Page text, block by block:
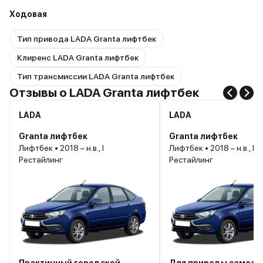
Ходовая
Тип привода LADA Granta лифтбек
Клиренс LADA Granta лифтбек
Тип трансмиссии LADA Granta лифтбек
Отзывы о LADA Granta лифтбек
LADA
Granta лифтбек
Лифтбек • 2018 – н.в., I
Рестайлинг
LADA
Granta лифтбек
Лифтбек • 2018 – н.в., I
Рестайлинг